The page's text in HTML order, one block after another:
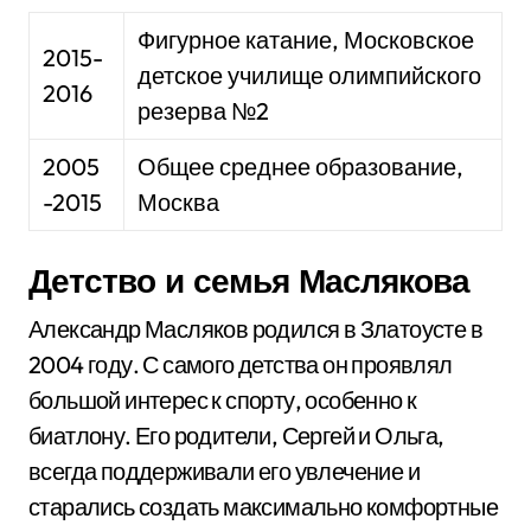
2015-
2016
Фигурное катание, Московское
детское училище олимпийского
резерва №2
2005
-2015
Общее среднее образование,
Москва
Детство и семья Маслякова
Александр Масляков родился в Златоусте в
2004 году. С самого детства он проявлял
большой интерес к спорту, особенно к
биатлону. Его родители, Сергей и Ольга,
всегда поддерживали его увлечение и
старались создать максимально комфортные